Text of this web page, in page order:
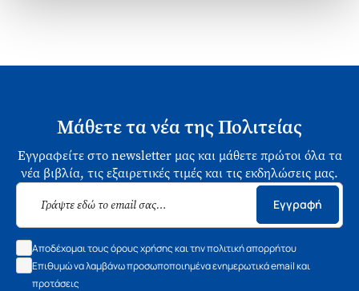
Μάθετε τα νέα της Πολιτείας
Εγγραφείτε στο newsletter μας και μάθετε πρώτοι όλα τα
νέα βιβλία, τις εξαιρετικές τιμές και τις εκδηλώσεις μας.
Εγγραφή
Αποδέχομαι τους όρους χρήσης και την πολιτική απορρήτου
Επιθυμώ να λαμβάνω προσωποποιημένα ενημερωτικά email και
προτάσεις